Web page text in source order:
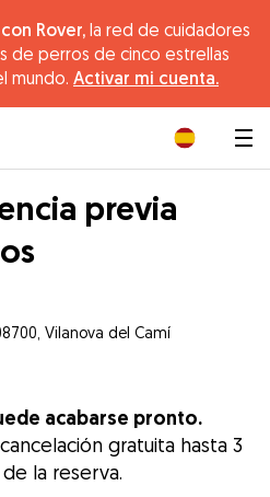
Rover, la red de cuidadores
de perros de cinco estrellas
mundo. Activar mi cuenta.
previa
Vilanova del Camí
acabarse pronto.
gratuita hasta 3
la reserva.